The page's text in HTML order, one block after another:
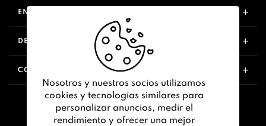
ENLACES ÚTILES
DESCUBRIR
CONTÁCTANOS
Nosotros y nuestros socios utilizamos
cookies y tecnologías similares para
personalizar anuncios, medir el
rendimiento y ofrecer una mejor